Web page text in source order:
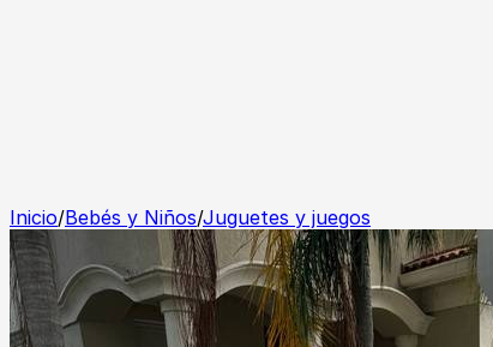
Inicio/Bebés y Niños/Juguetes y juegos